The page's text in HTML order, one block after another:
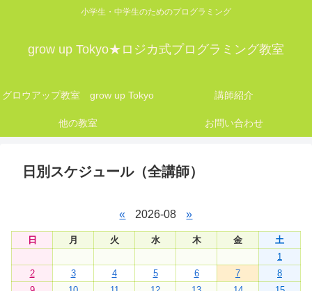
小学生・中学生のためのプログラミング
grow up Tokyo★ロジカ式プログラミング教室
グロウアップ教室 grow up Tokyo 講師紹介
他の教室 お問い合わせ
日別スケジュール（全講師）
« 2026-08 »
日 月 火 水 木 金
土
1
2
3 4 5 6 7
8